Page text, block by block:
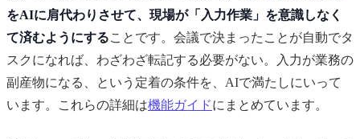
をAIに肩代わりさせて、現場が「入力作業」を意識しなく
て済むようにすることです。会議で決まったことが自動でタ
スクになれば、わざわざ転記する必要がない。入力が業務の
副産物になる、という定着の条件を、AIで満たしにいって
います。これらの詳細は機能ガイドにまとめています。